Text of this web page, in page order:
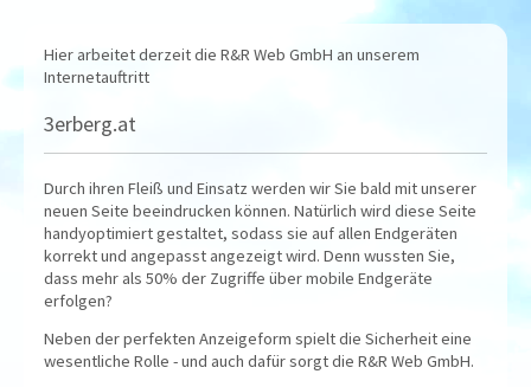
Hier arbeitet derzeit die R&R Web GmbH an unserem
Internetauftritt
3erberg.at
Durch ihren Fleiß und Einsatz werden wir Sie bald mit unserer
neuen Seite beeindrucken können. Natürlich wird diese Seite
handyoptimiert gestaltet, sodass sie auf allen Endgeräten
korrekt und angepasst angezeigt wird. Denn wussten Sie,
dass mehr als 50% der Zugriffe über mobile Endgeräte
erfolgen?
Neben der perfekten Anzeigeform spielt die Sicherheit eine
wesentliche Rolle - und auch dafür sorgt die R&R Web GmbH.